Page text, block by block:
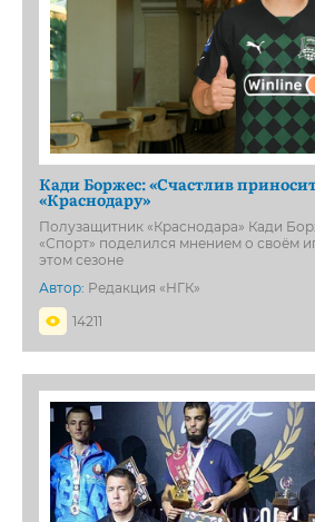
Кади Боржес: «Счастлив
«Краснодару»
Полузащитник «Краснодара» Кади
«Спорт» поделился мнением о своём
этом сезоне
Автор: Редакция «НГК»
14211